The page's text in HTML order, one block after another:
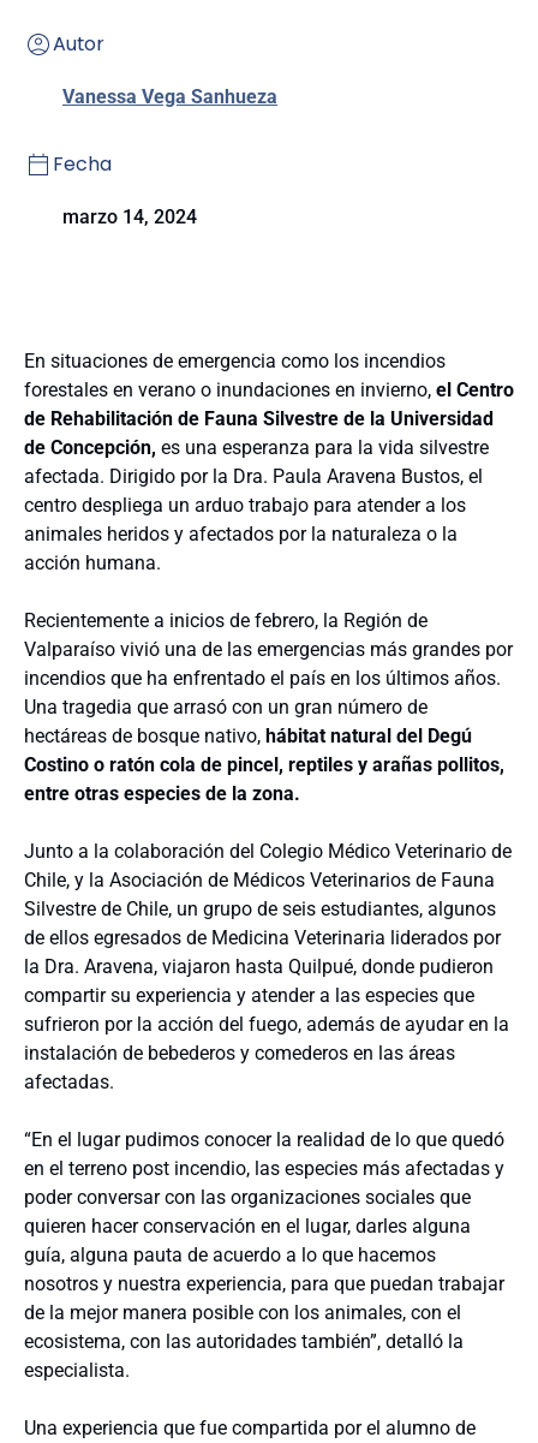
Autor
Vanessa Vega Sanhueza
Fecha
marzo 14, 2024
En situaciones de emergencia como los incendios
forestales en verano o inundaciones en invierno, el Centro
de Rehabilitación de Fauna Silvestre de la Universidad
de Concepción, es una esperanza para la vida silvestre
afectada. Dirigido por la Dra. Paula Aravena Bustos, el
centro despliega un arduo trabajo para atender a los
animales heridos y afectados por la naturaleza o la
acción humana.
Recientemente a inicios de febrero, la Región de
Valparaíso vivió una de las emergencias más grandes por
incendios que ha enfrentado el país en los últimos años.
Una tragedia que arrasó con un gran número de
hectáreas de bosque nativo, hábitat natural del Degú
Costino o ratón cola de pincel, reptiles y arañas pollitos,
entre otras especies de la zona.
Junto a la colaboración del Colegio Médico Veterinario de
Chile, y la Asociación de Médicos Veterinarios de Fauna
Silvestre de Chile, un grupo de seis estudiantes, algunos
de ellos egresados de Medicina Veterinaria liderados por
la Dra. Aravena, viajaron hasta Quilpué, donde pudieron
compartir su experiencia y atender a las especies que
sufrieron por la acción del fuego, además de ayudar en la
instalación de bebederos y comederos en las áreas
afectadas.
“En el lugar pudimos conocer la realidad de lo que quedó
en el terreno post incendio, las especies más afectadas y
poder conversar con las organizaciones sociales que
quieren hacer conservación en el lugar, darles alguna
guía, alguna pauta de acuerdo a lo que hacemos
nosotros y nuestra experiencia, para que puedan trabajar
de la mejor manera posible con los animales, con el
ecosistema, con las autoridades también”, detalló la
especialista.
Una experiencia que fue compartida por el alumno de